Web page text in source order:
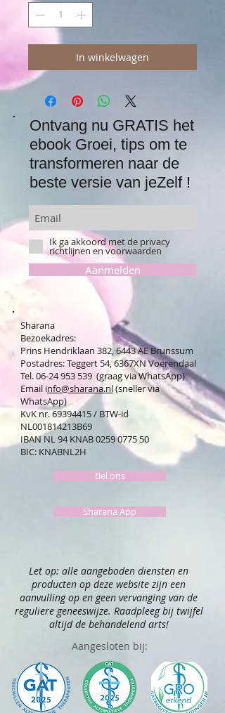
In winkelwagen
Ontvang nu GRATIS het
ebook Groei, tips om te
transformeren naar de
beste versie van jeZelf !
Ik ga akkoord met de privacy
richtlijnen en voorwaarden
Aanmelden
Sharana
Bezoekadres:
Prins Hendriklaan 382, 6443 AE Brunssum
Postadres: Teggert 54, 6367XN Voerendaal
Tel. 06-24 953 539 (graag via WhatsApp)
Email info@sharana.nl(sneller via
WhatsApp)
KvK nr.69394415/ BTW-id
NL001814213B69
IBAN NL 94 KNAB0259 0775 50
BIC: KNABNL2H
Bel ons
Sharana App
Let op: alle aangeboden diensten en
producten op deze website zijn een
aanvulling op en geen vervanging van de
reguliere geneeswijze. Raadpleeg bij twijfel
altijd de behandelend arts!
Aangesloten bij: